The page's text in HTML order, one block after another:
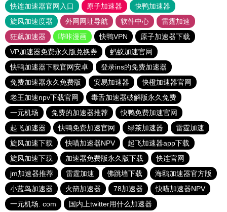
快连加速器官网入口
原子加速器
快鸭加速器
旋风加速度器
外网网址导航 软件中心
雷霆加速
狂飙加速器
哔咔漫画 快鸭VPN
原子加速器下载
VP加速器免费永久版兑换券
蚂蚁加速官网
快鸭加速器下载官网安卓
登录ins的免费加速器
免费加速器永久免费版
安易加速器
快橙加速器官网
老王加速npv下载官网
毒舌加速器破解版永久免费
一元机场
免费的加速器推荐
快鸭免费加速官网
起飞加速器
快鸭免费加速官网 绿茶加速器
雷霆加速
旋风加速下载
快喵加速器NPV
起飞加速器app下载
旋风加速下载
加速器免费版永久版下载
快连官网
jm加速器推荐
雷霆加速 佛跳墙下载
海鸥加速器官方版
小蓝鸟加速器
火箭加速器 78加速器
快喵加速器NPV
一元机场. com
国内上twitter用什么加速器